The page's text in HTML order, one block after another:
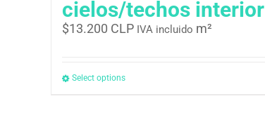
cielos/techos interior
$13.200 CLP IVA incluido m²
Select options